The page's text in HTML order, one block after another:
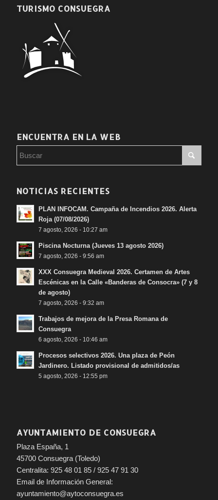
TURISMO CONSUEGRA
ENCUENTRA EN LA WEB
NOTICIAS RECIENTES
PLAN INFOCAM. Campaña de Incendios 2026. Alerta
Roja (07/08/2026)
7 agosto, 2026 - 10:27 am
Piscina Nocturna (Jueves 13 agosto 2026)
7 agosto, 2026 - 9:56 am
XXX Consuegra Medieval 2026. Certamen de Artes
Escénicas en la Calle «Banderas de Consocra» (7 y 8
de agosto)
7 agosto, 2026 - 9:32 am
Trabajos de mejora de la Presa Romana de
Consuegra
6 agosto, 2026 - 10:46 am
Procesos selectivos 2026. Una plaza de Peón
Jardinero. Listado provisional de admitidos/as
5 agosto, 2026 - 12:55 pm
AYUNTAMIENTO DE CONSUEGRA
Plaza España, 1
45700 Consuegra (Toledo)
Centralita: 925 48 01 85 / 925 47 91 30
Email de Información General:
ayuntamiento@aytoconsuegra.es